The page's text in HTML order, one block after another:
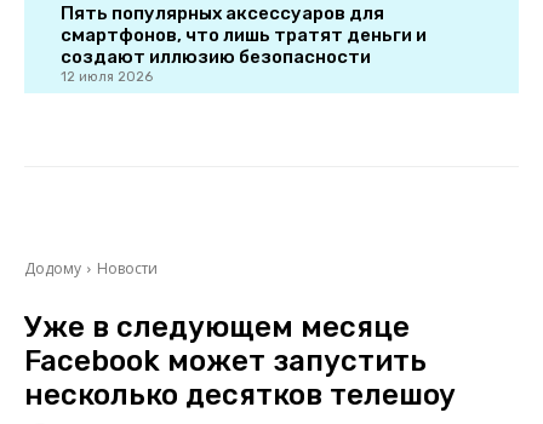
Пять популярных аксессуаров для
смартфонов, что лишь тратят деньги и
создают иллюзию безопасности
12 июля 2026